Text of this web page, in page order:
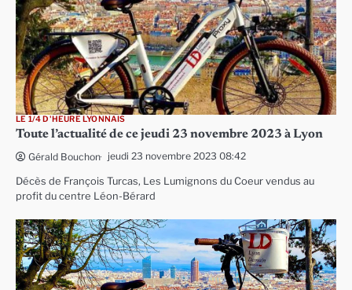
LE 1/4 D'HEURE LYONNAIS
Toute l’actualité de ce jeudi 23 novembre 2023 à Lyon
Gérald Bouchon jeudi 23 novembre 2023 08:42
Décès de François Turcas, Les Lumignons du Coeur vendus au
profit du centre Léon-Bérard